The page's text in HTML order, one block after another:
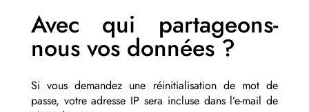
Avec qui partageons-
nous vos données ?
Si vous demandez une réinitialisation de mot de
passe, votre adresse IP sera incluse dans l’e-mail de